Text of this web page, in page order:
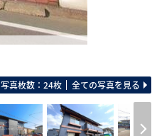
写真枚数：24枚 全ての写真を見る